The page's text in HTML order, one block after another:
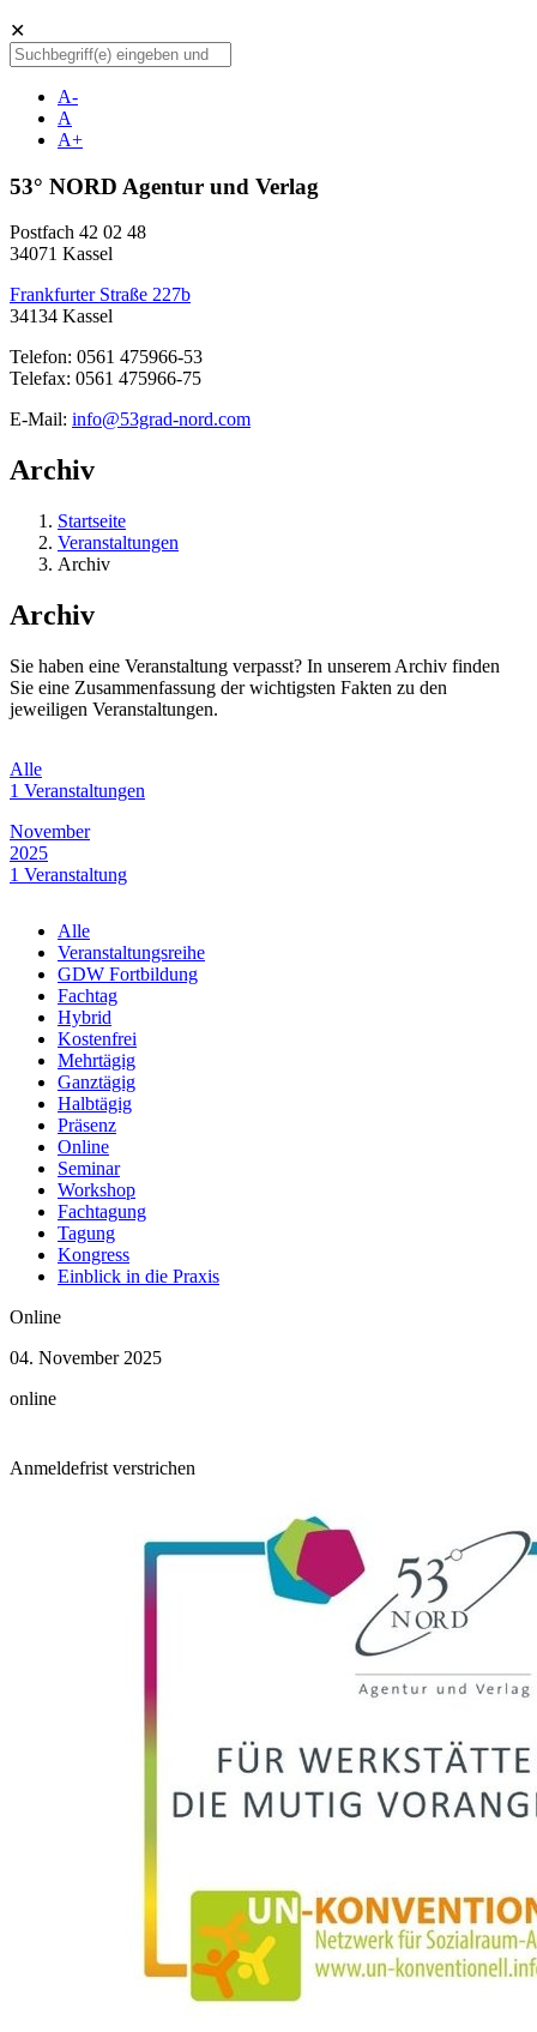
✕
A-
A
A+
53° NORD Agentur und Verlag
Postfach 42 02 48
34071 Kassel
Frankfurter Straße 227b
34134 Kassel
Telefon: 0561 475966-53
Telefax: 0561 475966-75
E-Mail: info@53grad-nord.com
Archiv
Startseite
Veranstaltungen
Archiv
Archiv
Sie haben eine Veranstaltung verpasst? In unserem Archiv finden
Sie eine Zusammenfassung der wichtigsten Fakten zu den
jeweiligen Veranstaltungen.
Alle
1 Veranstaltungen
November
2025
1 Veranstaltung
Alle
Veranstaltungsreihe
GDW Fortbildung
Fachtag
Hybrid
Kostenfrei
Mehrtägig
Ganztägig
Halbtägig
Präsenz
Online
Seminar
Workshop
Fachtagung
Tagung
Kongress
Einblick in die Praxis
Online
04. November 2025
online
Anmeldefrist verstrichen